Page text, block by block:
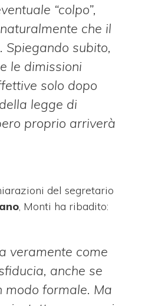
“colpo”,
che il
Spiegando subito,
le dimissioni
solo dopo
legge di
proprio arriverà
del segretario
, Monti ha ribadito:
veramente come
anche se
modo formale. Ma